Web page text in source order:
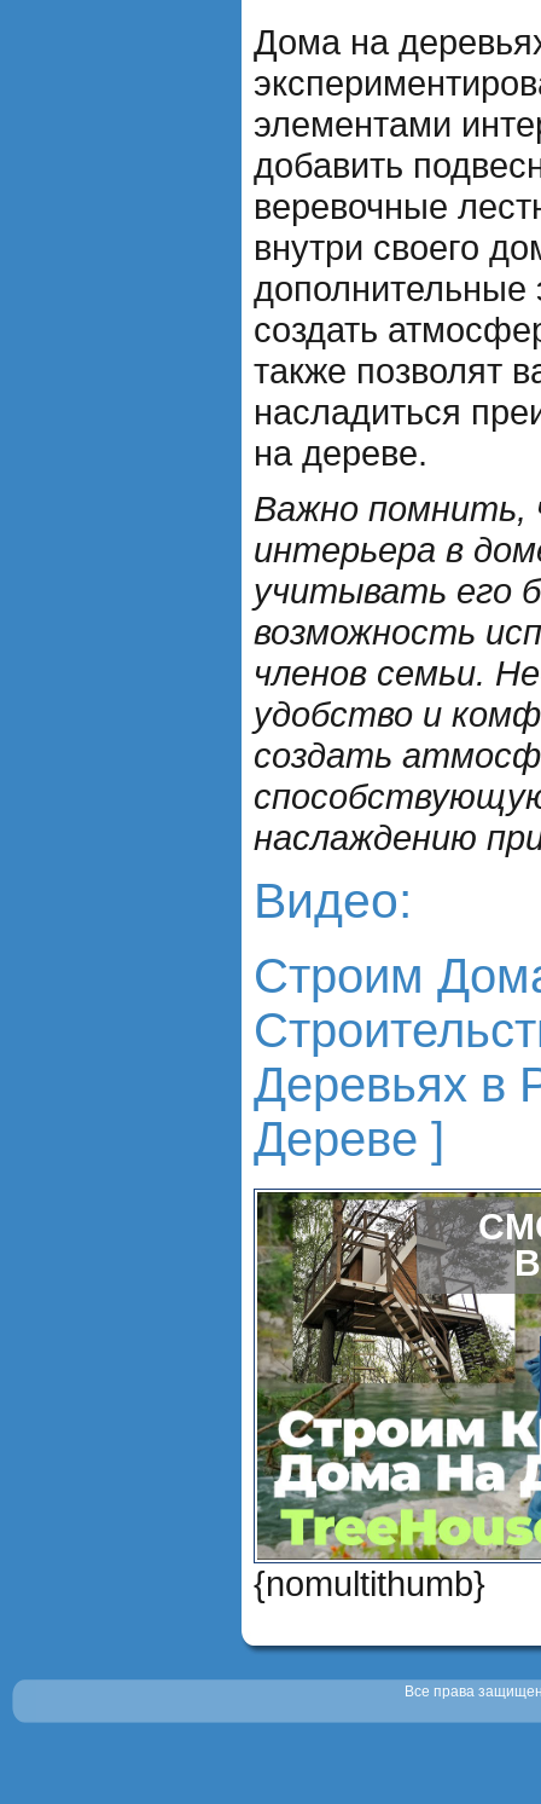
Дома на
элементами
добавить
веревочные
внутри своего
дополнительные
создать
также позволят
насладиться
на дереве.
Важно помнить,
интерьера в
учитывать его
возможность
членов семьи.
удобство и
создать
наслаждению
Видео:
Строим
Деревьях в
Дереве ]
{nomultithumb}
Все права